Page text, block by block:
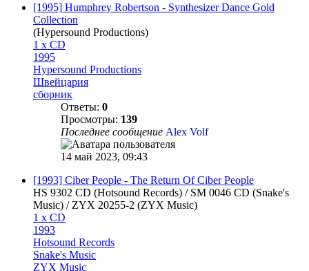
[1995] Humphrey Robertson - Synthesizer Dance Gold
Collection
(Hypersound Productions)
1 x CD
1995
Hypersound Productions
Швейцария
сборник
Ответы: 0
Просмотры: 139
Последнее сообщение Alex Volf
14 май 2023, 09:43
[1993] Ciber People - The Return Of Ciber People
HS 9302 CD (Hotsound Records) / SM 0046 CD (Snake's
Music) / ZYX 20255-2 (ZYX Music)
1 x CD
1993
Hotsound Records
Snake's Music
ZYX Music